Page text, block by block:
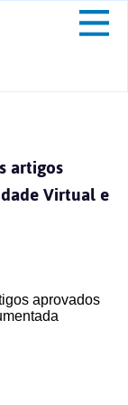
artigos
Virtual e